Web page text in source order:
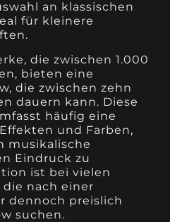
an klassischen
für kleinere
die zwischen 1.000
bieten eine
die zwischen zehn
dauern kann. Diese
häufig eine
und Farben,
musikalische
Eindruck zu
ist bei vielen
nach einer
dennoch preislich
suchen.